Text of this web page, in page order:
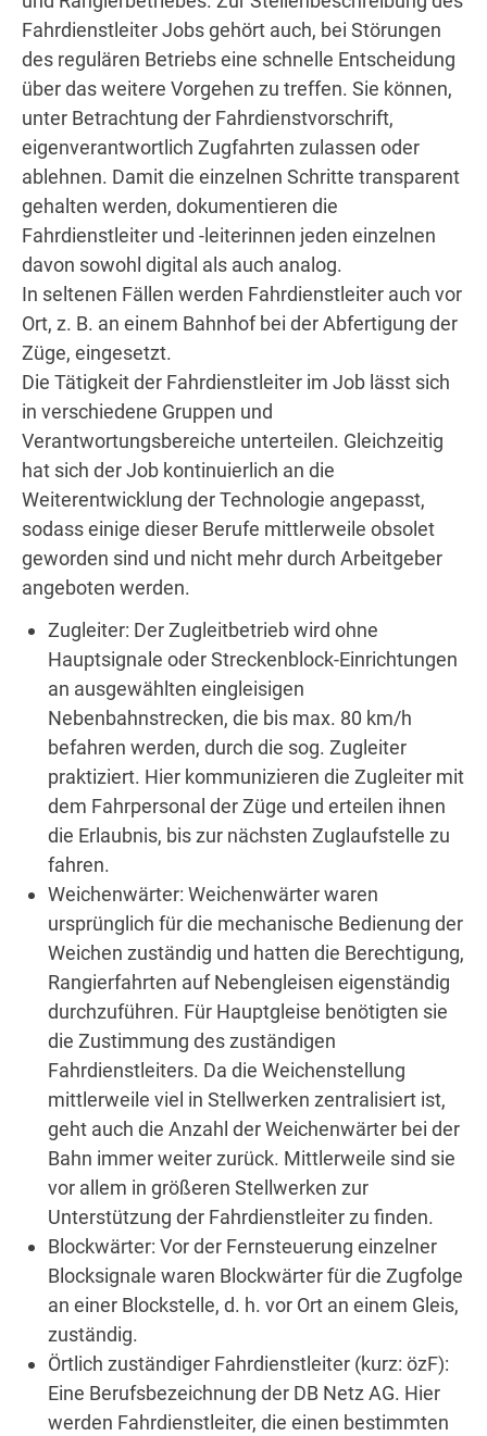
Fahrdienstleiter Jobs gehört auch, bei Störungen
des regulären Betriebs eine schnelle Entscheidung
über das weitere Vorgehen zu treffen. Sie können,
unter Betrachtung der Fahrdienstvorschrift,
eigenverantwortlich Zugfahrten zulassen oder
ablehnen. Damit die einzelnen Schritte transparent
gehalten werden, dokumentieren die
Fahrdienstleiter und -leiterinnen jeden einzelnen
davon sowohl digital als auch analog.
In seltenen Fällen werden Fahrdienstleiter auch vor
Ort, z. B. an einem Bahnhof bei der Abfertigung der
Züge, eingesetzt.
Die Tätigkeit der Fahrdienstleiter im Job lässt sich
in verschiedene Gruppen und
Verantwortungsbereiche unterteilen. Gleichzeitig
hat sich der Job kontinuierlich an die
Weiterentwicklung der Technologie angepasst,
sodass einige dieser Berufe mittlerweile obsolet
geworden sind und nicht mehr durch Arbeitgeber
angeboten werden.
Zugleiter: Der Zugleitbetrieb wird ohne
Hauptsignale oder Streckenblock-Einrichtungen
an ausgewählten eingleisigen
Nebenbahnstrecken, die bis max. 80 km/h
befahren werden, durch die sog. Zugleiter
praktiziert. Hier kommunizieren die Zugleiter mit
dem Fahrpersonal der Züge und erteilen ihnen
die Erlaubnis, bis zur nächsten Zuglaufstelle zu
fahren.
Weichenwärter: Weichenwärter waren
ursprünglich für die mechanische Bedienung der
Weichen zuständig und hatten die Berechtigung,
Rangierfahrten auf Nebengleisen eigenständig
durchzuführen. Für Hauptgleise benötigten sie
die Zustimmung des zuständigen
Fahrdienstleiters. Da die Weichenstellung
mittlerweile viel in Stellwerken zentralisiert ist,
geht auch die Anzahl der Weichenwärter bei der
Bahn immer weiter zurück. Mittlerweile sind sie
vor allem in größeren Stellwerken zur
Unterstützung der Fahrdienstleiter zu finden.
Blockwärter: Vor der Fernsteuerung einzelner
Blocksignale waren Blockwärter für die Zugfolge
an einer Blockstelle, d. h. vor Ort an einem Gleis,
zuständig.
Örtlich zuständiger Fahrdienstleiter (kurz: özF):
Eine Berufsbezeichnung der DB Netz AG. Hier
werden Fahrdienstleiter, die einen bestimmten